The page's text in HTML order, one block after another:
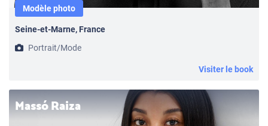
Modèle photo
Seine-et-Marne, France
Portrait/Mode
Visiter le book
Massó Raiza